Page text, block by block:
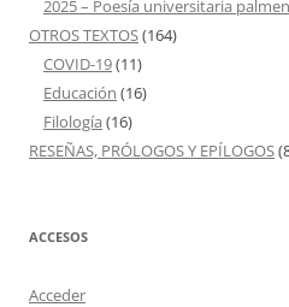
2025 – Poesía universitaria
OTROS TEXTOS(164)
COVID-19(11)
Educación (16)
Filología (16)
RESEÑAS, PRÓLOGOS Y EPÍLOGOS
ACCESOS
Acceder